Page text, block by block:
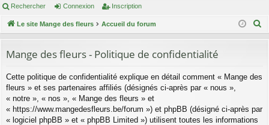
ac
co
ci
s
or
u
s
ne cri
Rechercher Connexion Inscription
Le site Mange des fleurs Accueil du forum
Mange des fleurs - Politique de confidentialité
Cette politique de confidentialité explique en détail comment « Mange des
fleurs » et ses partenaires affiliés (désignés ci-après par « nous »,
« notre », « nos », « Mange des fleurs » et
« https://www.mangedesfleurs.be/forum ») et phpBB (désigné ci-après par
« logiciel phpBB » et « phpBB Limited ») utilisent toutes les informations